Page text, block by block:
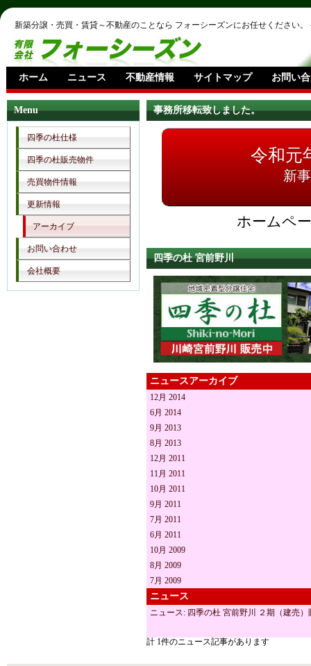
新築分譲・売買・賃貸～不動産のことなら フォーシーズンにお任せください
ホーム ニュース 不動産情報 サイトマップ お問い
Menu
四季の杜仕様
四季の杜販売物件
売買物件情報
更新情報
アーカイブ
お問い合わせ
会社概要
事務所移転致しました。
令和元
新
ホームペ
四季の杜 宮前野川
ニュースアーカイブ
12月 2014
6月 2014
9月 2013
8月 2013
12月 2011
11月 2011
10月 2011
9月 2011
7月 2011
6月 2011
10月 2009
8月 2009
7月 2009
ニュース
ニュース: 四季の杜 宮前野川 ２期（建売）
計 1件のニュース記事があります